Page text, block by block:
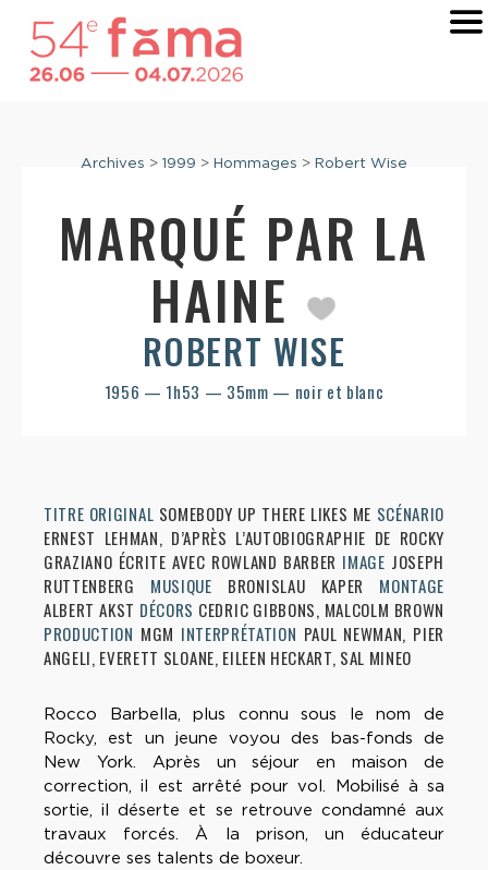
Archives > 1999 > Hommages > Robert Wise
MARQUÉ PAR LA
HAINE
ROBERT WISE
1956 — 1h53 — 35mm — noir et blanc
TITRE ORIGINAL SOMEBODY UP THERE LIKES ME SCÉNARIO
ERNEST LEHMAN, D’APRÈS L’AUTOBIOGRAPHIE DE ROCKY
GRAZIANO ÉCRITE AVEC ROWLAND BARBER IMAGE JOSEPH
RUTTENBERG MUSIQUE BRONISLAU KAPER MONTAGE
ALBERT AKST DÉCORS CEDRIC GIBBONS, MALCOLM BROWN
PRODUCTION MGM INTERPRÉTATION PAUL NEWMAN, PIER
ANGELI, EVERETT SLOANE, EILEEN HECKART, SAL MINEO
Rocco Barbella, plus connu sous le nom de
Rocky, est un jeune voyou des bas-fonds de
New York. Après un séjour en maison de
correction, il est arrêté pour vol. Mobilisé à sa
sortie, il déserte et se retrouve condamné aux
travaux forcés. À la prison, un éducateur
découvre ses talents de boxeur.